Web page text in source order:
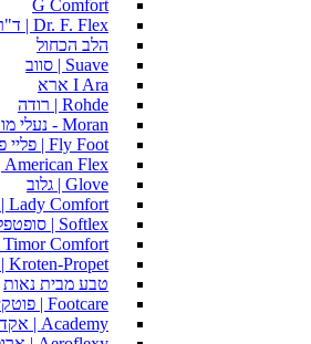
G Comfort
Dr. F. Flex | ד"ר פלקס
הלב הכחול
Suave | סווב
I Ara ארא
Rohde | רודה
Moran - נעלי מורן
Fly Foot | פליי פוט
American Flex | אמריקו פלקס
Glove | גלוב
Lady Comfort | ליידי קומפורט
Softlex | סופטפלקס
Timor Comfort | טימור קומפורט
Kroten-Propet | קרוטן-פרופט
טבע מבית נאות
Footcare | פוטקייר
Academy | אקדמי